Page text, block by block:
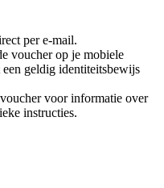
per e-mail.
voucher op je mobiele
geldig identiteitsbewijs
voor informatie over
instructies.